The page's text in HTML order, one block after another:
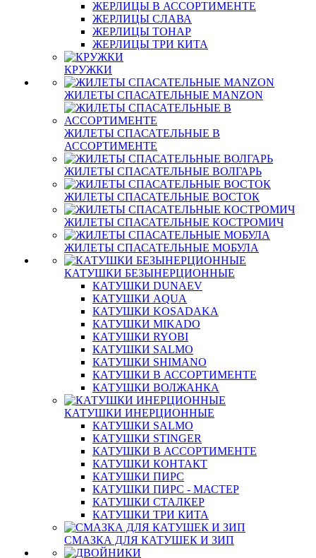
ЖЕРЛИЦЫ В АССОРТИМЕНТЕ
ЖЕРЛИЦЫ СЛАВА
ЖЕРЛИЦЫ ТОНАР
ЖЕРЛИЦЫ ТРИ КИТА
КРУЖКИ
ЖИЛЕТЫ СПАСАТЕЛЬНЫЕ MANZON
ЖИЛЕТЫ СПАСАТЕЛЬНЫЕ В
АССОРТИМЕНТЕ
ЖИЛЕТЫ СПАСАТЕЛЬНЫЕ ВОЛГАРЬ
ЖИЛЕТЫ СПАСАТЕЛЬНЫЕ ВОСТОК
ЖИЛЕТЫ СПАСАТЕЛЬНЫЕ КОСТРОМИЧ
ЖИЛЕТЫ СПАСАТЕЛЬНЫЕ МОБУЛА
КАТУШКИ БЕЗЫНЕРЦИОННЫЕ
КАТУШКИ DUNAEV
КАТУШКИ AQUA
КАТУШКИ KOSADAKA
КАТУШКИ MIKADO
КАТУШКИ RYOBI
КАТУШКИ SALMO
КАТУШКИ SHIMANO
КАТУШКИ В АССОРТИМЕНТЕ
КАТУШКИ ВОЛЖАНКА
КАТУШКИ ИНЕРЦИОННЫЕ
КАТУШКИ SALMO
КАТУШКИ STINGER
КАТУШКИ В АССОРТИМЕНТЕ
КАТУШКИ КОНТАКТ
КАТУШКИ ПИРС
КАТУШКИ ПИРС - МАСТЕР
КАТУШКИ СТАЛКЕР
КАТУШКИ ТРИ КИТА
СМАЗКА ДЛЯ КАТУШЕК И ЗИП